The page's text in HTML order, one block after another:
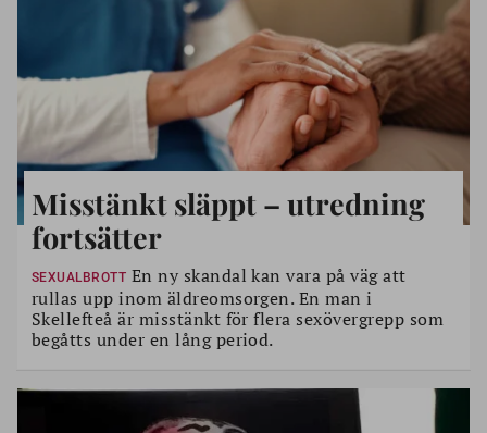
Misstänkt släppt – utredning
fortsätter
SEXUALBROTT En ny skandal kan vara på väg att
rullas upp inom äldreomsorgen. En man i
Skellefteå är misstänkt för flera sexövergrepp som
begåtts under en lång period.